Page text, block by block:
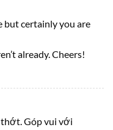
but certainly you are
already. Cheers!
Góp vui với